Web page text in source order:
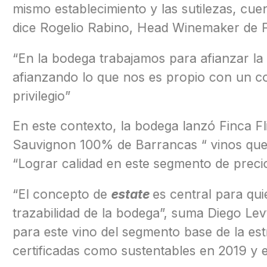
mismo establecimiento y las sutilezas,
dice Rogelio Rabino, Head Winemaker de
“En la bodega trabajamos para afianzar
afianzando lo que nos es propio con un
privilegio”
En este contexto, la bodega lanzó Finca
Sauvignon 100% de Barrancas “ vinos
“Lograr calidad en este segmento de
“El concepto de estate es central para
trazabilidad de la bodega”, suma Diego
para este vino del segmento base de la
certificadas como sustentables en 2019 y